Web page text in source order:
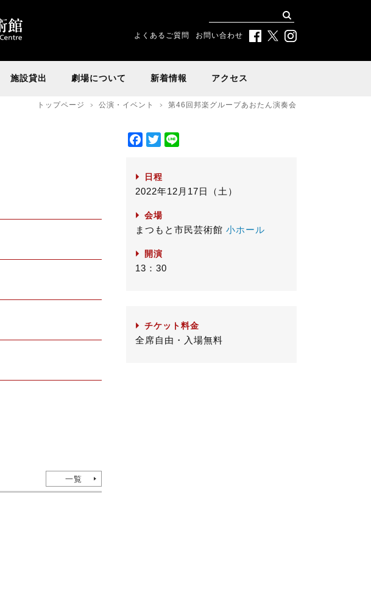
よくあるご質問 お問い合わせ
施設貸出 劇場について 新着情報 アクセス
トップページ 公演・イベント 第46回邦楽グループあおたん演奏会
一覧
F
e
b
o
o
T
t
t
e
日程
2022年12月17日（土）
会場
まつもと市民芸術館 小ホール
開演
13：30
チケット料金
全席自由・入場無料